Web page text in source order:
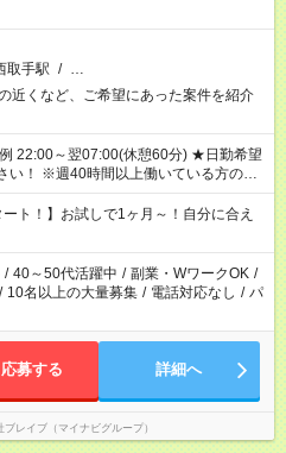
取手駅 / …
くなど、ご希望にあった案件を紹介
い！ ※週40時間以上働いている方のW
ート！】お試しで1ヶ月～！自分に合え
/ 40～50代活躍中 / 副業・WワークOK /
/ 10名以上の大量募集 / 電話対応なし / パ
応募する 詳細へ
ブレイブ（マイナビグループ）